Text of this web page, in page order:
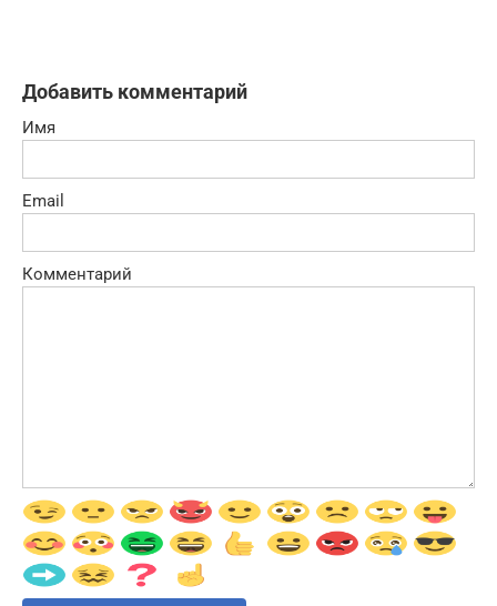
Добавить комментарий
Имя
Email
Комментарий